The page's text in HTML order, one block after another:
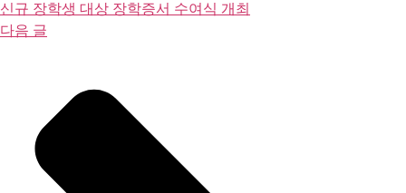
신규 장학생 대상 장학증서 수여식 개최
다음 글